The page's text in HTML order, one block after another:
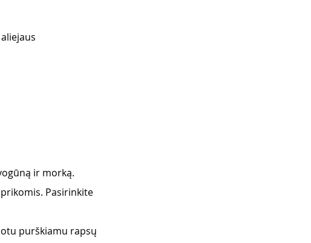
ir morką.
Pasirinkite
purškiamu rapsų